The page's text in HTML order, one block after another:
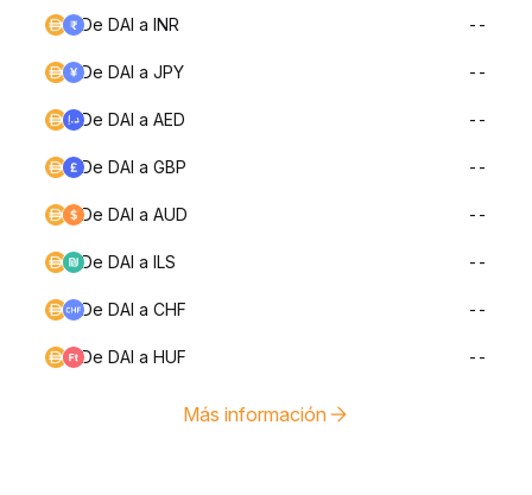
De DAI a INR --
De DAI a JPY --
De DAI a AED --
De DAI a GBP --
De DAI a AUD --
De DAI a ILS --
De DAI a CHF --
De DAI a HUF --
Más información